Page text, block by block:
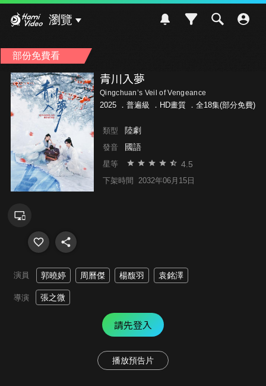
瀏覽
部份免費看
青川入夢
Qingchuan’s Veil of Vengeance
2025 ． 普遍級 ．HD畫質 ．全18集(部分免費)
類型 陸劇
發音 國語
星等 4.5
下架時間 2032年06月15日
演員 郭曉婷 周曆傑 楊馥羽 袁銘澤
導演 張之微
請先登入
播放預告片